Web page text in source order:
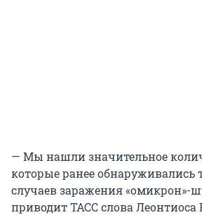
— Мы нашли значительное
которые ранее обнаруживались
случаев заражения «омикрон»-
приводит ТАСС слова Леонтиоса